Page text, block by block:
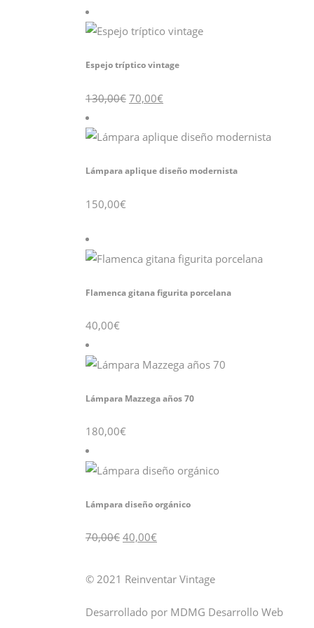
120,00€.70,00€.
Espejo tríptico vintage
130,00€ El
precio
130,00€.
70,00€precio
70,00€.
Lámpara aplique diseño modernista
150,00€
Flamenca gitana figurita porcelana
40,00€
Lámpara Mazzega años 70
180,00€
Lámpara diseño orgánico
70,00€ El
precio
70,00€.
40,00€precio
40,00€.
© 2021 Reinventar Vintage
Desarrollado por MDMG Desarrollo Web